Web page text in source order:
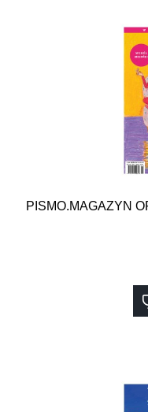
PISMO.MAGAZYN